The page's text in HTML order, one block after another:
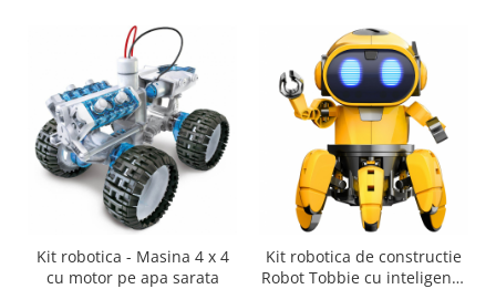
Kit robotica - Masina 4 x 4
cu motor pe apa sarata
Kit robotica de constructie
Robot Tobbie cu inteligenta